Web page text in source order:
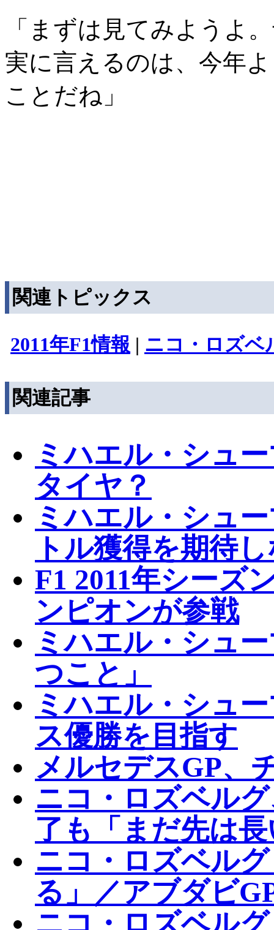
「まずは見てみようよ
実に言えるのは、今年
ことだね」
関連トピックス
2011年F1情報 | ニコ・ロズベ
関連記事
ミハエル・シュ
タイヤ？
ミハエル・シュ
トル獲得を期待
F1 2011年シーズ
ンピオンが参戦
ミハエル・シュ
つこと」
ミハエル・シュ
ス優勝を目指す
メルセデスGP、
ニコ・ロズベル
了も「まだ先は
ニコ・ロズベル
る」／アブダビ
ニコ・ロズベル